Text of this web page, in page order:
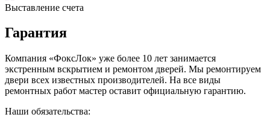
Выставление счета
Гарантия
Компания «ФоксЛок» уже более 10 лет занимается
экстренным вскрытием и ремонтом дверей. Мы ремонтируем
двери всех известных производителей. На все виды
ремонтных работ мастер оставит официальную гарантию.
Наши обязательства: